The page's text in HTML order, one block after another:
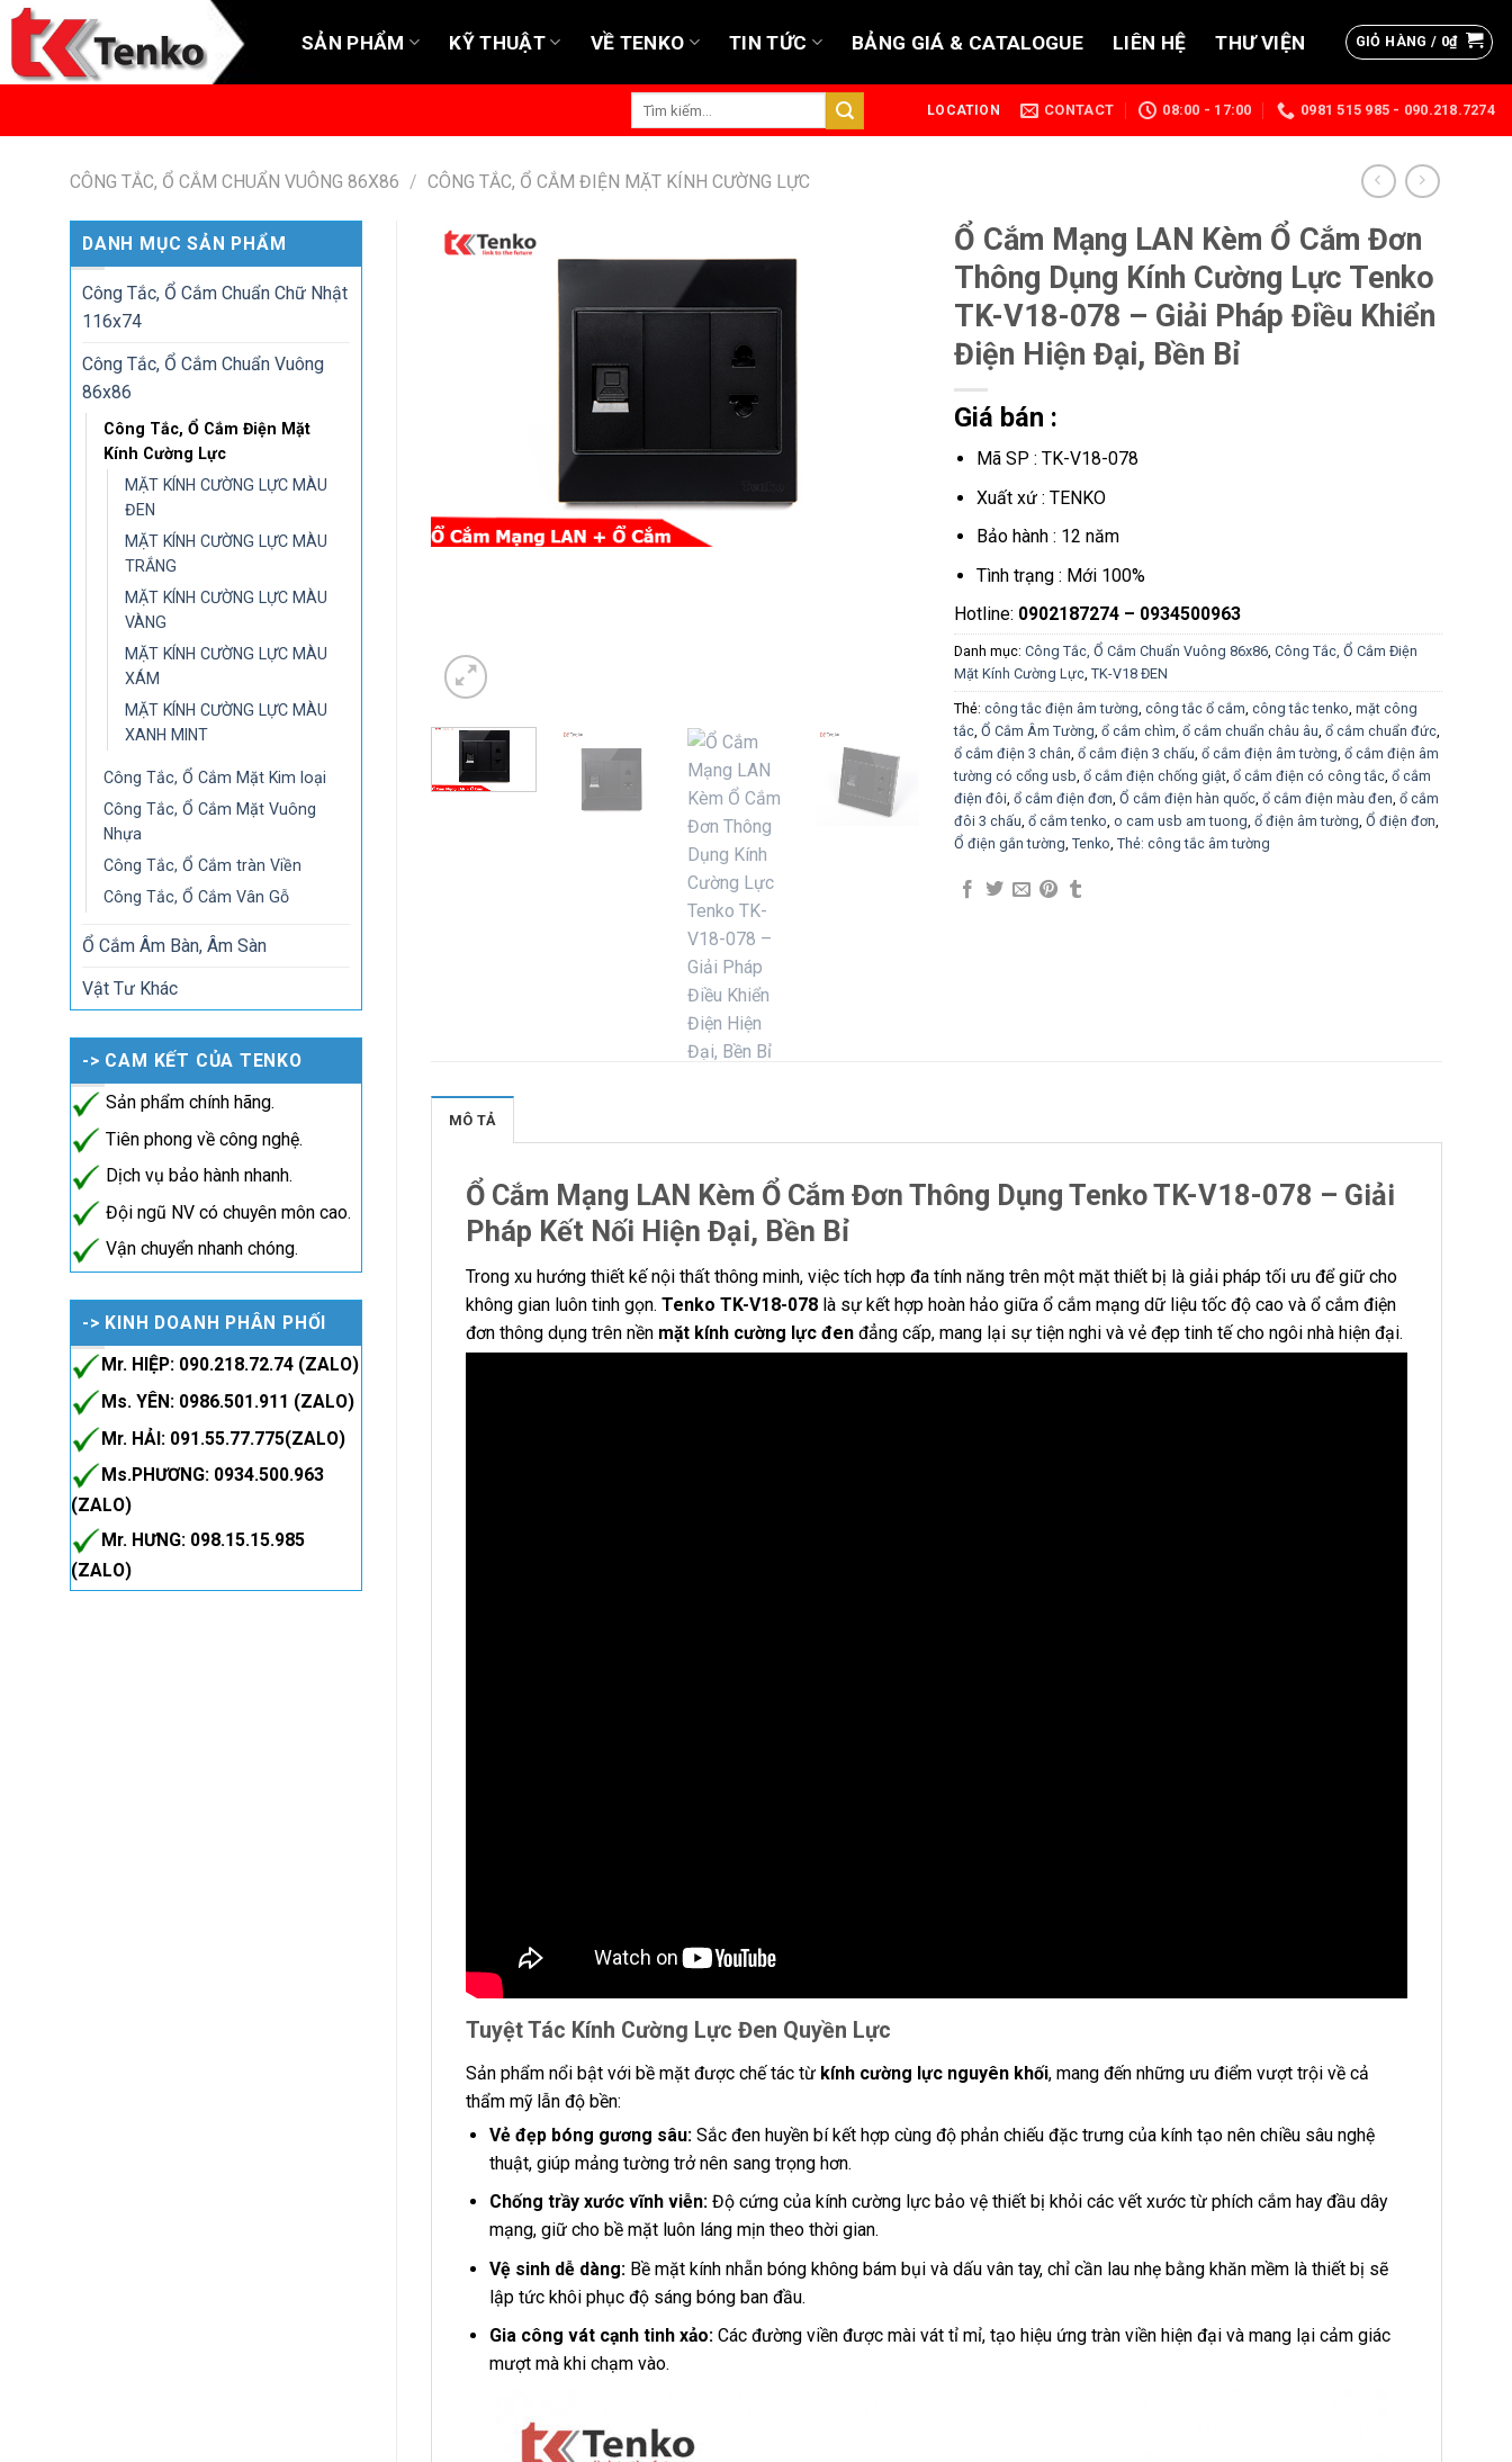
Skip
content
SẢN PHẨM KỸ THUẬT VỀ TENKO TIN TỨC BẢNG GIÁ & CATALOGUE LIÊN HỆ THƯ VIỆN GIỎ HÀNG / 0₫
Tìm
LOCATION CONTACT 08:00 - 17:00 0981 515 985 - 090.218.7274
CÔNG TẮC, Ổ CẮM CHUẨN VUÔNG 86X86 / CÔNG TẮC, Ổ CẮM ĐIỆN MẶT KÍNH CƯỜNG LỰC
DANH MỤC SẢN PHẨM
Công Tắc, Ổ Cắm Chuẩn Chữ Nhật
116x74
Công Tắc, Ổ Cắm Chuẩn Vuông
86x86
Công Tắc, Ổ Cắm Điện Mặt
Kính Cường Lực
MẶT KÍNH CƯỜNG LỰC MÀU
ĐEN
MẶT KÍNH CƯỜNG LỰC MÀU
TRẮNG
MẶT KÍNH CƯỜNG LỰC MÀU
VÀNG
MẶT KÍNH CƯỜNG LỰC MÀU
XÁM
MẶT KÍNH CƯỜNG LỰC MÀU
XANH MINT
Công Tắc, Ổ Cắm Mặt Kim loại
Công Tắc, Ổ Cắm Mặt Vuông
Nhựa
Công Tắc, Ổ Cắm tràn Viền
Công Tắc, Ổ Cắm Vân Gỗ
Ổ Cắm Âm Bàn, Âm Sàn
Vật Tư Khác
-> CAM KẾT CỦA TENKO
Sản phẩm chính hãng.
Tiên phong về công nghệ.
Dịch vụ bảo hành nhanh.
Đội ngũ NV có chuyên môn cao.
Vận chuyển nhanh chóng.
-> KINH DOANH PHÂN PHỐI
Mr. HIỆP: 090.218.72.74 (ZALO)
Ms. YÊN: 0986.501.911 (ZALO)
Mr. HẢI: 091.55.77.775(ZALO)
Ms.PHƯƠNG: 0934.500.963
(ZALO)
Mr. HƯNG: 098.15.15.985
(ZALO)
Ổ Cắm Mạng LAN Kèm Ổ Cắm Đơn
Thông Dụng Kính Cường Lực Tenko
TK-V18-078 – Giải Pháp Điều Khiển
Điện Hiện Đại, Bền Bỉ
Giá bán :
Mã SP : TK-V18-078
Xuất xứ : TENKO
Bảo hành : 12 năm
Tình trạng : Mới 100%
Hotline: 0902187274 – 0934500963
Danh mục: Công Tắc, Ổ Cắm Chuẩn Vuông 86x86, Công Tắc, Ổ Cắm Điện
Mặt Kính Cường Lực, TK-V18 ĐEN
Thẻ: công tắc điện âm tường, công tắc ổ cắm, công tắc tenko, mặt công
tắc, Ổ Cắm Âm Tường, ổ cắm chìm, ổ cắm chuẩn châu âu, ổ cắm chuẩn đức,
ổ cắm điện 3 chân, ổ cắm điện 3 chấu, ổ cắm điện âm tường, ổ cắm điện âm
tường có cổng usb, ổ cắm điện chống giật, ổ cắm điện có công tắc, ổ cắm
điện đôi, ổ cắm điện đơn, Ổ cắm điện hàn quốc, ổ cắm điện màu đen, ổ cắm
đôi 3 chấu, ổ cắm tenko, o cam usb am tuong, ổ điện âm tường, Ổ điện đơn,
Ổ điện gắn tường, Tenko, Thẻ: công tắc âm tường
MÔ TẢ
Ổ Cắm Mạng LAN Kèm Ổ Cắm Đơn Thông Dụng Tenko TK-V18-078 – Giải
Pháp Kết Nối Hiện Đại, Bền Bỉ
Trong xu hướng thiết kế nội thất thông minh, việc tích hợp đa tính năng trên một mặt thiết bị là giải pháp tối ưu để giữ cho
không gian luôn tinh gọn. Tenko TK-V18-078 là sự kết hợp hoàn hảo giữa ổ cắm mạng dữ liệu tốc độ cao và ổ cắm điện
đơn thông dụng trên nền mặt kính cường lực đen đẳng cấp, mang lại sự tiện nghi và vẻ đẹp tinh tế cho ngôi nhà hiện đại.
Tuyệt Tác Kính Cường Lực Đen Quyền Lực
Sản phẩm nổi bật với bề mặt được chế tác từ kính cường lực nguyên khối, mang đến những ưu điểm vượt trội về cả
thẩm mỹ lẫn độ bền:
Vẻ đẹp bóng gương sâu: Sắc đen huyền bí kết hợp cùng độ phản chiếu đặc trưng của kính tạo nên chiều sâu nghệ
thuật, giúp mảng tường trở nên sang trọng hơn.
Chống trầy xước vĩnh viễn: Độ cứng của kính cường lực bảo vệ thiết bị khỏi các vết xước từ phích cắm hay đầu dây
mạng, giữ cho bề mặt luôn láng mịn theo thời gian.
Vệ sinh dễ dàng: Bề mặt kính nhẵn bóng không bám bụi và dấu vân tay, chỉ cần lau nhẹ bằng khăn mềm là thiết bị sẽ
lập tức khôi phục độ sáng bóng ban đầu.
Gia công vát cạnh tinh xảo: Các đường viền được mài vát tỉ mỉ, tạo hiệu ứng tràn viền hiện đại và mang lại cảm giác
mượt mà khi chạm vào.